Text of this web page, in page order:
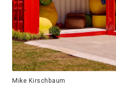
Mike Kirschbaum